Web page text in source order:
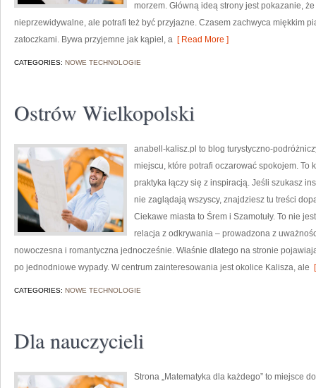
morzem. Główną ideą strony jest pokazanie,
nieprzewidywalne, ale potrafi też być przyjazne. Czasem zachwyca miękkim
zatoczkami. Bywa przyjemne jak kąpiel, a [ Read More ]
CATEGORIES: NOWE TECHNOLOGIE
Ostrów Wielkopolski
anabell-kalisz.pl to blog turystyczno-
miejscu, które potrafi oczarować spokojem.
praktyka łączy się z inspiracją. Jeśli szukasz
nie zaglądają wszyscy, znajdziesz tu treści
Ciekawe miasta to Śrem i Szamotuły. To nie
relacja z odkrywania – prowadzona z
nowoczesna i romantyczna jednocześnie. Właśnie dlatego na stronie
po jednodniowe wypady. W centrum zainteresowania jest okolice Kalisza, ale
CATEGORIES: NOWE TECHNOLOGIE
Dla nauczycieli
Strona „Matematyka dla każdego” to miejsce